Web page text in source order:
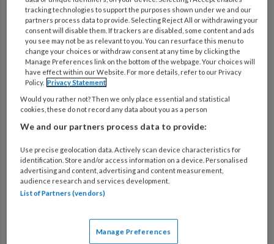
Verfijn zoekresultaten
10 JULI 2026 ONTWIKKELING VAN KINDEREN
Geluid onder het doek
10 JULI 2026 ONTWIKKELING VAN KINDEREN
Pokémon Trainers op avontuur
10 JULI 2026 SAMENWERKEN
Vlaggenroof 2.0
tracking technologies to support the purposes shown under we and our
partners process data to provide. Selecting Reject All or withdrawing your
consent will disable them. If trackers are disabled, some content and ads
you see may not be as relevant to you. You can resurface this menu to
change your choices or withdraw consent at any time by clicking the
Manage Preferences link on the bottom of the webpage. Your choices will
have effect within our Website. For more details, refer to our Privacy
Policy. Privacy Statement
Would you rather not? Then we only place essential and statistical
cookies, these do not record any data about you as a person
We and our partners process data to provide:
Use precise geolocation data. Actively scan device characteristics for
identification. Store and/or access information on a device. Personalised
advertising and content, advertising and content measurement,
audience research and services development.
List of Partners (vendors)
Manage Preferences